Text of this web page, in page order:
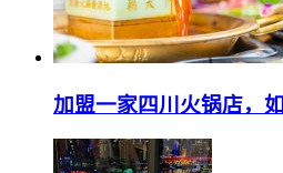
加盟一家四川火锅店，